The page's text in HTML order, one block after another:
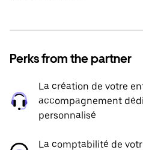
Perks from the partner
La création de votre
accompagnement
personnalisé
La comptabilité de